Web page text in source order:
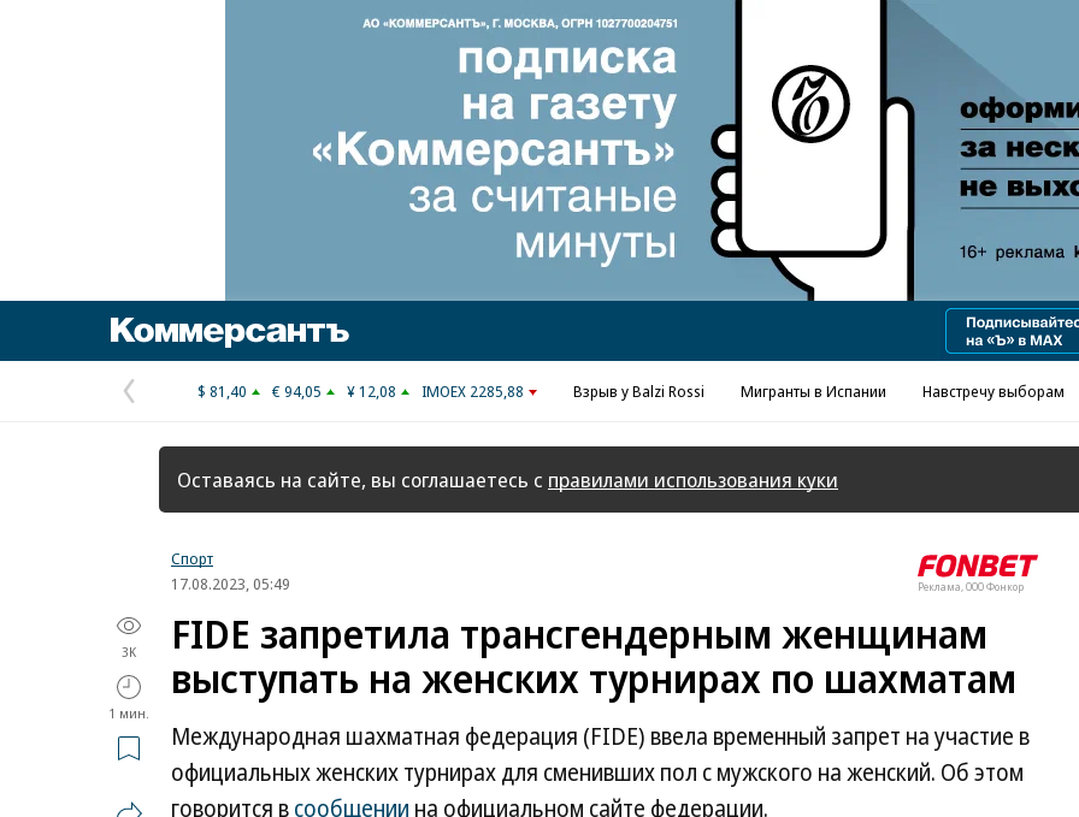
Реклама в «Ъ» www.kommersant.ru/ad
Предыдущая
страница
$ 81,40 € 94,05 ¥ 12,08 IMOEX 2285,88 Взрыв у Balzi Rossi Мигранты в Испании Навстречу выборам
Оставаясь на сайте, вы соглашаетесь с правилами использования куки
Реклама, ООО Фонкор
Спорт
17.08.2023, 05:49
3K
1 мин.
FIDE запретила трансгендерным женщинам
выступать на женских турнирах по шахматам
Международная шахматная федерация (FIDE) ввела временный запрет на участие в
официальных женских турнирах для сменивших пол с мужского на женский. Об этом
говорится всообщении на официальном сайте федерации.